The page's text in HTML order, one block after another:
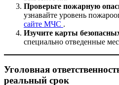
Проверьте пожарную
узнавайте уровень
сайте МЧС .
Изучите карты
специально отведенные
Уголовная
реальный срок